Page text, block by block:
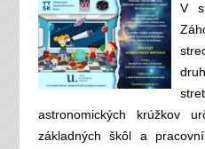
V
astronomických krúžkov
základných škôl a